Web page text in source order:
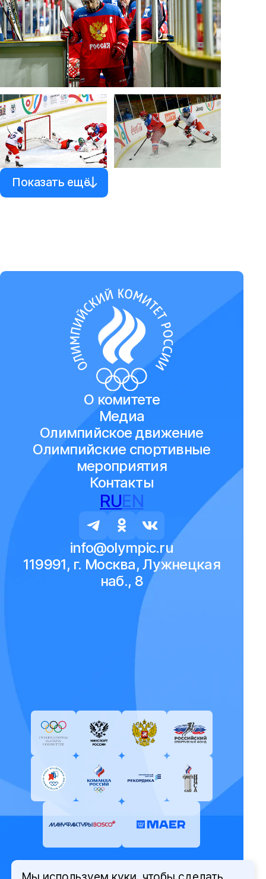
Показать ещё
О комитете
Медиа
Олимпийское движение
Олимпийские спортивные
мероприятия
Контакты
RUEN
info@olympic.ru
119991, г. Москва, Лужнецкая
наб., 8